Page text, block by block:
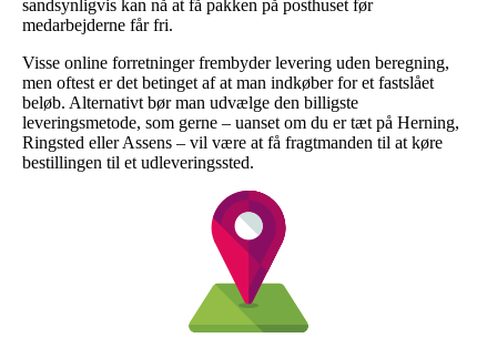
sandsynligvis kan nå at få pakken på posthuset før
medarbejderne får fri.
Visse online forretninger frembyder levering uden beregning,
men oftest er det betinget af at man indkøber for et fastslået
beløb. Alternativt bør man udvælge den billigste
leveringsmetode, som gerne – uanset om du er tæt på Herning,
Ringsted eller Assens – vil være at få fragtmanden til at køre
bestillingen til et udleveringssted.